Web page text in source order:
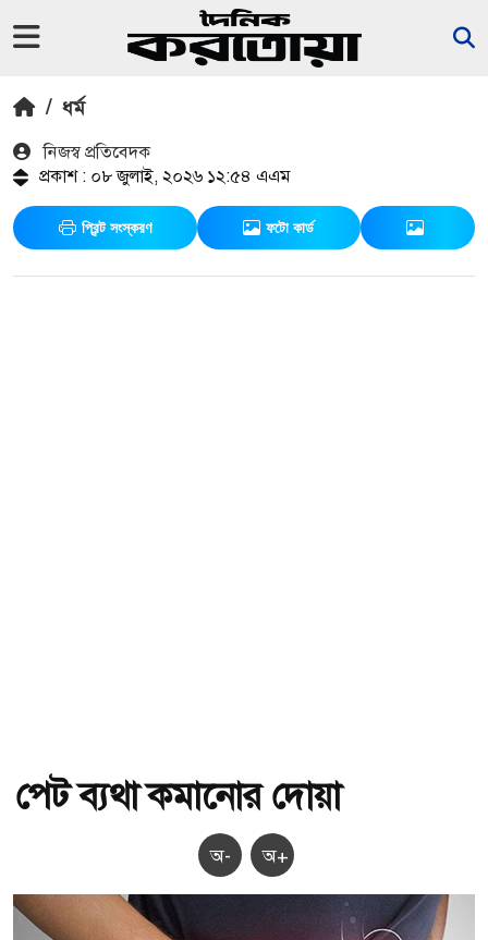
/ ধর্ম
নিজস্ব প্রতিবেদক
প্রকাশ : ০৮ জুলাই, ২০২৬ ১২:৫৪ এএম
প্রিন্ট সংস্করণ ফটো কার্ড
পেট ব্যথা কমানোর দোয়া
অ- অ+